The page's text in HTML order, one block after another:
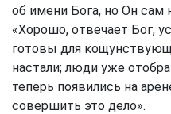
об имени Бога, но Он сам
«Хорошо, отвечает Бог,
готовы для
настали; люди уже
теперь появились на
совершить это дело».